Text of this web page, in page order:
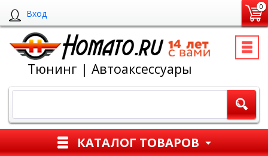
Вход
0
Тюнинг | Автоаксессуары
КАТАЛОГ ТОВАРОВ